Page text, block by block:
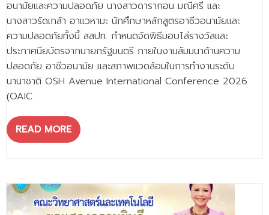
ข่าว
- ข่าวประชาสัมพันธ์
- กิจกรรม
- ฐานข้อมูลงานวิจัย
- การจัดการความรู้ (KM Scitech)
อนามัยและความปลอดภัย นางสาวดารากอน มณีศรี และ
นางสาวรัดเกล้า อาแวหามะ นักศึกษาหลักสูตรอาชีวอนามัยและ
ความปลอดภัยทั้งนี้ สสปท. กำหนดจัดพิธีมอบโล่รางวัลและ
ประกาศนียบัตรจากนายกรัฐมนตรี ภายในงานสัมมนาด้านความ
ปลอดภัย อาชีวอนามัย และสภาพแวดล้อมในการทำงานระดับ
นานาชาติ OSH Avenue International Conference 2026
(OAIC
READ MORE